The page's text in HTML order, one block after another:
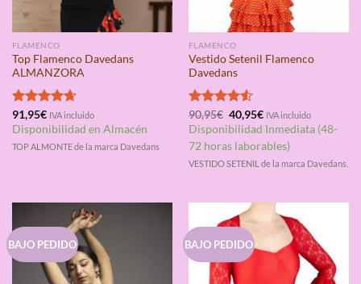
FLAMENCO
Top Flamenco Davedans
ALMANZORA
Valorado
con4.67
91,95€ IVA incluido
Disponibilidad en Almacén
TOP ALMONTE de la marca Davedans
FLAMENCO
Vestido Setenil Flamenco
Davedans
Valorado
con4.50
de 5
90,95€ El
precio
original
era:
40,95€El
precio
actual
es:
40,95€.
IVA incluido
Disponibilidad Inmediata (48-
72 horas laborables)
VESTIDO SETENIL de la marca Davedans.
BAJO PEDIDO BAJO PEDIDO